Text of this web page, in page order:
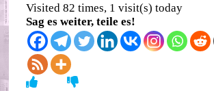
Visited 82 times, 1 visit(s) today
Sag es weiter, teile es!